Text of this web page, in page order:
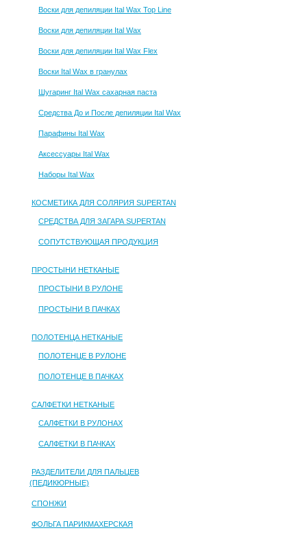
Воски для депиляции Ital Wax Top Line
Воски для депиляции Ital Wax
Воски для депиляции Ital Wax Flex
Воски Ital Wax в гранулах
Шугаринг Ital Wax сахарная паста
Средства До и После депиляции Ital Wax
Парафины Ital Wax
Аксессуары Ital Wax
Наборы Ital Wax
КОСМЕТИКА ДЛЯ СОЛЯРИЯ SUPERTAN
СРЕДСТВА ДЛЯ ЗАГАРА SUPERTAN
СОПУТСТВУЮЩАЯ ПРОДУКЦИЯ
ПРОСТЫНИ НЕТКАНЫЕ
ПРОСТЫНИ В РУЛОНЕ
ПРОСТЫНИ В ПАЧКАХ
ПОЛОТЕНЦА НЕТКАНЫЕ
ПОЛОТЕНЦЕ В РУЛОНЕ
ПОЛОТЕНЦЕ В ПАЧКАХ
САЛФЕТКИ НЕТКАНЫЕ
САЛФЕТКИ В РУЛОНАХ
САЛФЕТКИ В ПАЧКАХ
РАЗДЕЛИТЕЛИ ДЛЯ ПАЛЬЦЕВ
(ПЕДИКЮРНЫЕ)
СПОНЖИ
ФОЛЬГА ПАРИКМАХЕРСКАЯ